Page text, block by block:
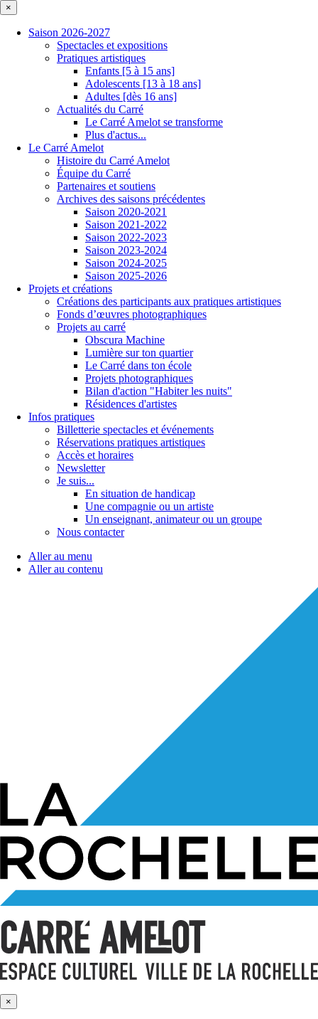
×
Saison 2026-2027
Spectacles et expositions
Pratiques artistiques
Enfants [5 à 15 ans]
Adolescents [13 à 18 ans]
Adultes [dès 16 ans]
Actualités du Carré
Le Carré Amelot se transforme
Plus d'actus...
Le Carré Amelot
Histoire du Carré Amelot
Équipe du Carré
Partenaires et soutiens
Archives des saisons précédentes
Saison 2020-2021
Saison 2021-2022
Saison 2022-2023
Saison 2023-2024
Saison 2024-2025
Saison 2025-2026
Projets et créations
Créations des participants aux pratiques artistiques
Fonds d’œuvres photographiques
Projets au carré
Obscura Machine
Lumière sur ton quartier
Le Carré dans ton école
Projets photographiques
Bilan d'action "Habiter les nuits"
Résidences d'artistes
Infos pratiques
Billetterie spectacles et événements
Réservations pratiques artistiques
Accès et horaires
Newsletter
Je suis...
En situation de handicap
Une compagnie ou un artiste
Un enseignant, animateur ou un groupe
Nous contacter
Aller au menu
Aller au contenu
×